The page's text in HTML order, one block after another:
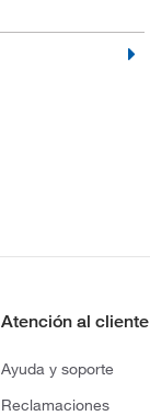
Atención al cliente
Ayuda y soporte
Reclamaciones